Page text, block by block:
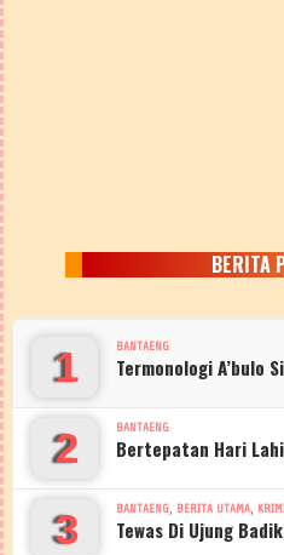
BERITA
1 BANTAENG
Termonologi A’bulo
2 BANTAENG
Bertepatan Hari
3 BANTAENG, BERITA UTAMA,
Tewas Di Ujung